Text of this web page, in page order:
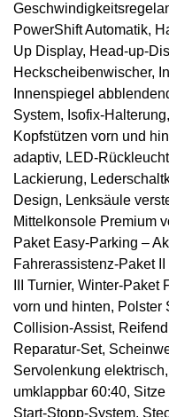
PowerShift Automatik,
Up Display, Head-up-
Heckscheibenwischer,
Innenspiegel
System, Isofix-
Kopfstützen vorn und
adaptiv, LED-
Lackierung,
Design, Lenksäule
Mittelkonsole Premium
Paket Easy-Parking –
Fahrerassistenz-Paket
III Turnier, Winter-
vorn und hinten, Polster
Collision-Assist,
Reparatur-Set,
Servolenkung
umklappbar 60:40,
Start-Stopp-System,